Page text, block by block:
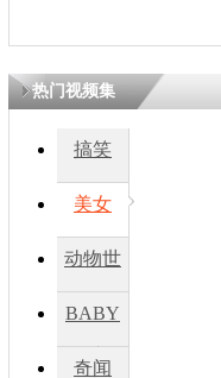
热门视频集
搞笑
美女
动物世
BABY
秀
奇闻